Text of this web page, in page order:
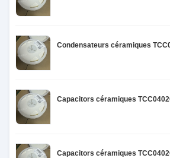
Condensateurs céramiques
Capacitors céramiques
Capacitors céramiques